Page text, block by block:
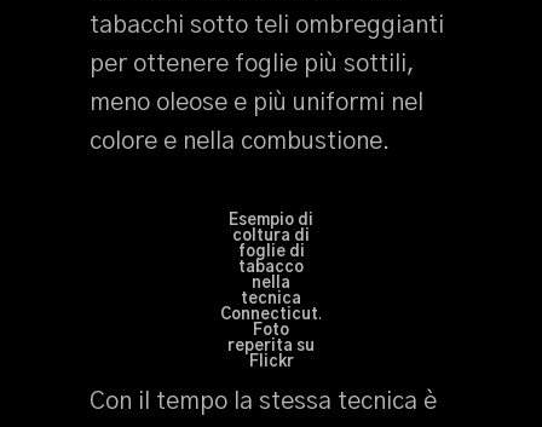
tabacchi sotto teli ombreggianti
per ottenere foglie più sottili,
meno oleose e più uniformi nel
colore e nella combustione.
Esempio di
coltura di
foglie di
tabacco
nella
tecnica
Connecticut.
Foto
reperita su
Flickr
Con il tempo la stessa tecnica è